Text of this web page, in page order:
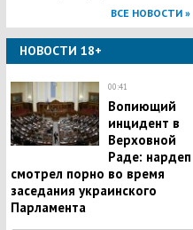
ВСЕ НОВОСТИ »
НОВОСТИ 18+
00:41
Вопиющий
инцидент в
Верховной
Раде: нардеп
смотрел порно во время
заседания украинского
Парламента